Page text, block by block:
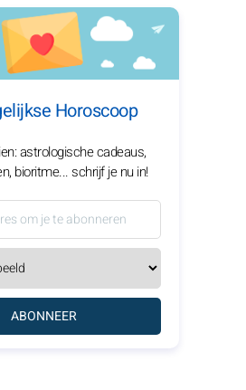
Horoscoop
astrologische cadeaus,
bioritme... schrijf je nu in!
ABONNEER